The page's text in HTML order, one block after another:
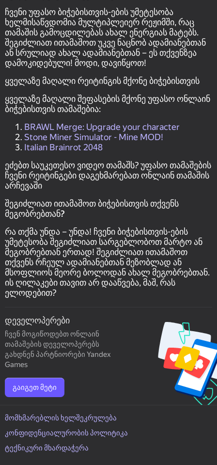
ჩვენი უფასო ბიჭებისთვის-ების უმეტესობა
ხელმისაწვდომია მულტიპლეიერ რეჟიმში, რაც
თამაშის გამოცდილებას ახალ ენერგიას მატებს.
შეგიძლიათ ითამაშოთ უკვე ნაცნობ ადამიანებთან
ან სრულიად ახალ ადამიანებთან – ეს თქვენზეა
დამოკიდებული! მოდი, დავიწყოთ!
ყველაზე მაღალი რეიტინგის მქონე ბიჭებისთვის
ყველაზე მაღალი შეფასების მქონე უფასო ონლაინ
ბიჭებისთვის თამაშებია:
BRAWL Merge: Upgrade your character
Stone Miner Simulator - Mine MOD!
Italian Brainrot 2048
ეძებთ საუკეთესო ვიდეო თამაშს? უფასო თამაშების
ჩვენი რეიტინგები დაგეხმარებათ ონლაინ თამაშის
არჩევაში
შეგიძლიათ ითამაშოთ ბიჭებისთვის თქვენს
მეგობრებთან?
რა თქმა უნდა – უნდა! ჩვენი ბიჭებისთვის-ების
უმეტესობა შეგიძლიათ სარგებლობოთ მარტო ან
მეგობრებთან ერთად! შეგიძლიათ ითამაშოთ
თქვენს რჩეულ ადამიანებთან მეზობლად ან
მსოფლიოს მეორე ბოლოდან ახალ მეგობრებთან.
ის ღილაკები თავით არ დააწვება, მაშ, რას
ელოდებით?
დეველოპერები
ჩვენ მოგიწოდებთ ონლაინ
თამაშების დეველოპერებს
გახდნენ პარტნიორები Yandex
Games
გაიგეთ მეტი
მომხმარებლის ხელშეკრულება
კონფიდენციალურობის პოლიტიკა
ტექნიკური მხარდაჭერა